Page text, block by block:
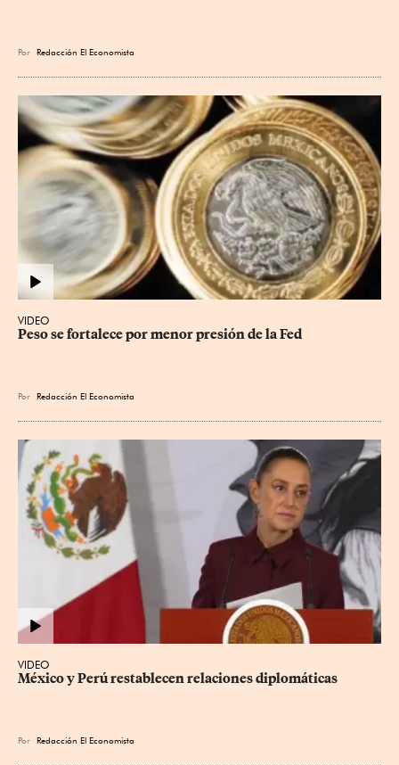
Por Redacción El Economista
VIDEO
Peso se fortalece por menor presión de la Fed
Por Redacción El Economista
VIDEO
México y Perú restablecen relaciones diplomáticas
Por Redacción El Economista